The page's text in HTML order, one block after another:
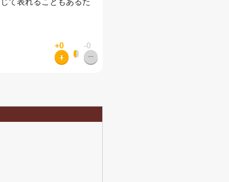
て表れることもあるた
+0 -0